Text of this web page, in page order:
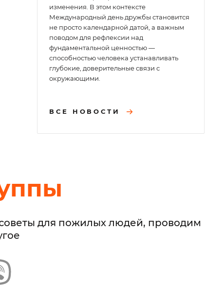
изменения. В этом контексте
Международный день дружбы становится
не просто календарной датой, а важным
поводом для рефлексии над
фундаментальной ценностью —
способностью человека устанавливать
глубокие, доверительные связи с
окружающими.
ВСЕ НОВОСТИ
для пожилых людей, проводим